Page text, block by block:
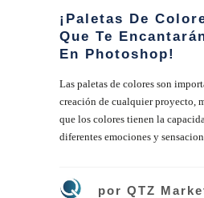
¡Paletas De
Que Te
En Photoshop!
Las paletas de colores son
creación de cualquier proyecto,
que los colores tienen la
diferentes emociones y
por QTZ